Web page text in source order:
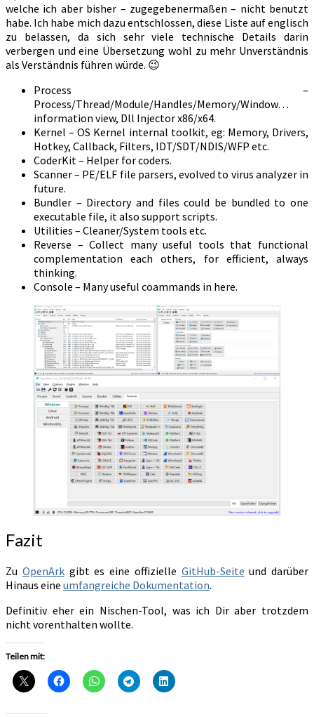
welche ich aber bisher – zugegebenermaßen – nicht benutzt
habe. Ich habe mich dazu entschlossen, diese Liste auf englisch
zu belassen, da sich sehr viele technische Details darin
verbergen und eine Übersetzung wohl zu mehr Unverständnis
als Verständnis führen würde. 😉
Process –
Process/Thread/Module/Handles/Memory/Window…
information view, Dll Injector x86/x64.
Kernel – OS Kernel internal toolkit, eg: Memory, Drivers,
Hotkey, Callback, Filters, IDT/SDT/NDIS/WFP etc.
CoderKit – Helper for coders.
Scanner – PE/ELF file parsers, evolved to virus analyzer in
future.
Bundler – Directory and files could be bundled to one
executable file, it also support scripts.
Utilities – Cleaner/System tools etc.
Reverse – Collect many useful tools that functional
complementation each others, for efficient, always
thinking.
Console – Many useful coammands in here.
Fazit
Zu OpenArkgibt es eine offizielle GitHub-Seite und darüber
Hinaus eine umfangreiche Dokumentation.
Definitiv eher ein Nischen-Tool, was ich Dir aber trotzdem
nicht vorenthalten wollte.
Teilen mit: